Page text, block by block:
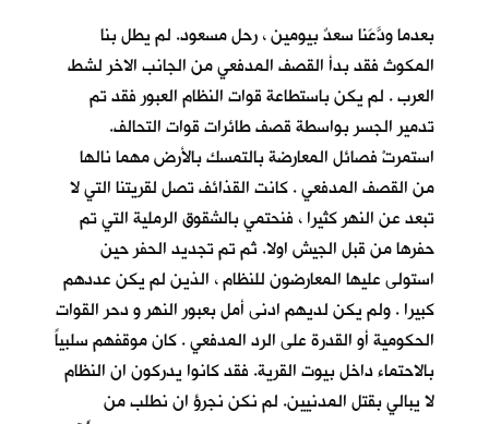
بعدما ودَّعَنا سعدٌ بيومين ، رحل مسعود. لم يطل بنا
المكوث فقد بدأ القصف المدفعي من الجانب الاخر لشط
العرب . لم يكن باستطاعة قوات النظام العبور فقد تم
تدمير الجسر بواسطة قصف طائرات قوات التحالف.
استمرتْ فصائل المعارضة بالتمسك بالأرض مهما نالها
من القصف المدفعي . كانت القذائف تصل لقريتنا التي لا
تبعد عن النهر كثيرا ، فنحتمي بالشقوق الرملية التي تم
حفرها من قبل الجيش اولا. ثم تم تجديد الحفر حين
استولى عليها المعارضون للنظام ، الذين لم يكن عددهم
كبيرا . ولم يكن لديهم ادنى أمل بعبور النهر و دحر القوات
الحكومية أو القدرة على الرد المدفعي . كان موقفهم سلبياً
بالاحتماء داخل بيوت القرية. فقد كانوا يدركون ان النظام
لا يبالي بقتل المدنيين. لم نكن نجرؤ ان نطلب من